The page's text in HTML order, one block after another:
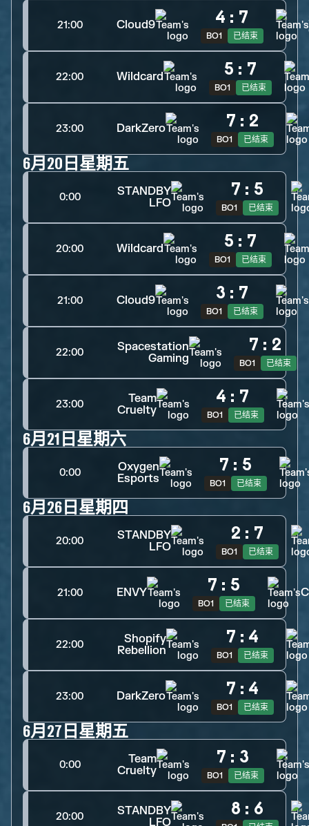
21:00 Cloud9 4 : 7
BO1 已结束
22:00 Wildcard 5 : 7
BO1 已结束
23:00 DarkZero 7 : 2
BO1 已结束
6月20日星期五
0:00
STANDBY
LFO
7 : 5
BO1 已结束
20:00 Wildcard 5 : 7
BO1 已结束
21:00 Cloud9 3 : 7
BO1 已结束
22:00
Spacestation
Gaming
7 : 2
BO1 已结束
23:00
Team
Cruelty
4 : 7
BO1 已结束
6月21日星期六
0:00
Oxygen
Esports
7 : 5
BO1 已结束
6月26日星期四
20:00
STANDBY
LFO
2 : 7
BO1 已结束
21:00 ENVY 7 : 5
BO1 已结束
22:00
Shopify
Rebellion
7 : 4
BO1 已结束
23:00 DarkZero 7 : 4
BO1 已结束
6月27日星期五
0:00
Team
Cruelty
7 : 3
BO1 已结束
20:00
STANDBY
LFO
8 : 6